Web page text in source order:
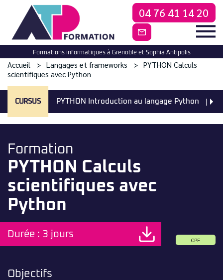
04 76 41 14 20
CONTACTEZ-
Formations informatiques à Grenoble et Sophia Antipolis
Accueil Langages et frameworks
PYTHON Calculs
scientifiques avec Python
CURSUS PYTHON Introduction au langage Python
Formation
PYTHON Calculs
scientifiques avec
Python
Durée : 3 jours
CPF
Objectifs